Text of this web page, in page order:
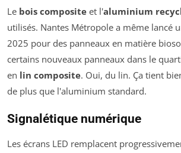
Le bois composite et l'aluminium
utilisés. Nantes Métropole a même lancé
2025 pour des panneaux en matière
certains nouveaux panneaux dans le
en lin composite. Oui, du lin. Ça tient
de plus que l'aluminium standard.
Signalétique numérique
Les écrans LED remplacent